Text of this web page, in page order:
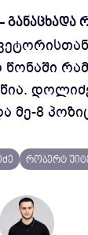
- განაცხადა
მე-8
რობერტ